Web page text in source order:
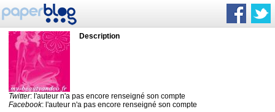
Description
Twitter: l'auteur n'a pas encore renseigné son compte
Facebook: l'auteur n'a pas encore renseigné son compte